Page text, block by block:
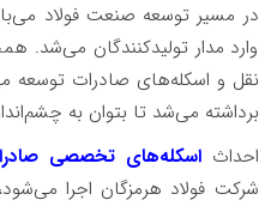
در مسیر توسعه صنعت فولاد
وارد مدار تولیدکنندگان می‌شد.
نقل و اسکله‌های صادرات
برداشته می‌شد تا بتوان به
احداث اسکله‌های تخصصی
شرکت فولاد هرمزگان اجرا